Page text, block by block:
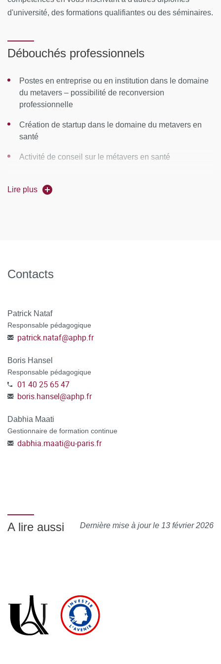
Diplôme National ou un Diplôme d'Etat (hors DU-DIU)
de prise en charge
TRAITÉ.
ATTENTION : POUR LES DEMANDEURS D'EMPLOI
de demandeur d'emploi, votre agence de rattachement et
sélectionner le mode de financement Pôle emploi au
moment de la candidature.
plateforme C@nditOnLine
l’Université
d'université, des formations qualifiantes ou des séminaires.
Débouchés professionnels
Postes en entreprise ou en institution dans le domaine
du metavers – possibilité de reconversion
professionnelle
Création de startup dans le domaine du metavers en
santé
Activité de conseil sur le métavers en santé
le domaine des nouvelles technologies appliquées à la
Lire plus
Contacts
Patrick Nataf
Responsable pédagogique
patrick.nataf@aphp.fr
Boris Hansel
Responsable pédagogique
01 40 25 65 47
boris.hansel@aphp.fr
Dabhia Maati
Gestionnaire de formation continue
dabhia.maati@u-paris.fr
Dernière mise à jour le 13 février 2026
A lire aussi